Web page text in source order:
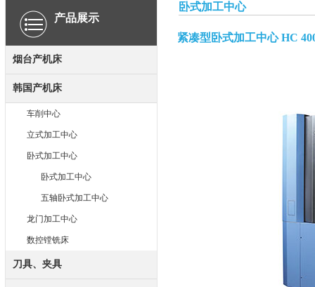
产品展示
烟台产机床
韩国产机床
车削中心
立式加工中心
卧式加工中心
卧式加工中心
五轴卧式加工中心
龙门加工中心
数控镗铣床
刀具、夹具
卧式加工中心
紧凑型卧式加工中心 HC